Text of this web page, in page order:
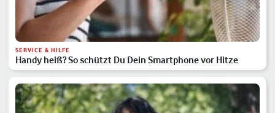
SERVICE & HILFE
Handy heiß? So schützt Du Dein Smartphone vor Hitze